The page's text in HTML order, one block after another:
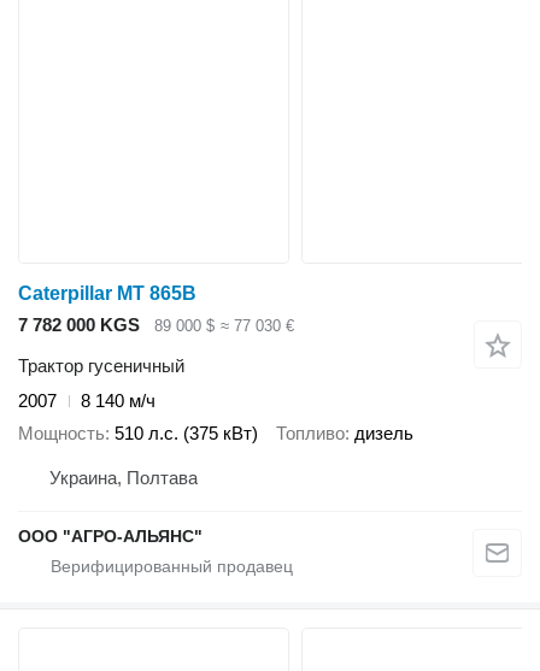
Caterpillar MT 865B
7 782 000 KGS
89 000 $ ≈ 77 030 €
Трактор гусеничный
2007
8 140 м/ч
Мощность 510 л.с. (375 кВт) Топливо дизель
Украина, Полтава
ООО "АГРО-АЛЬЯНС"